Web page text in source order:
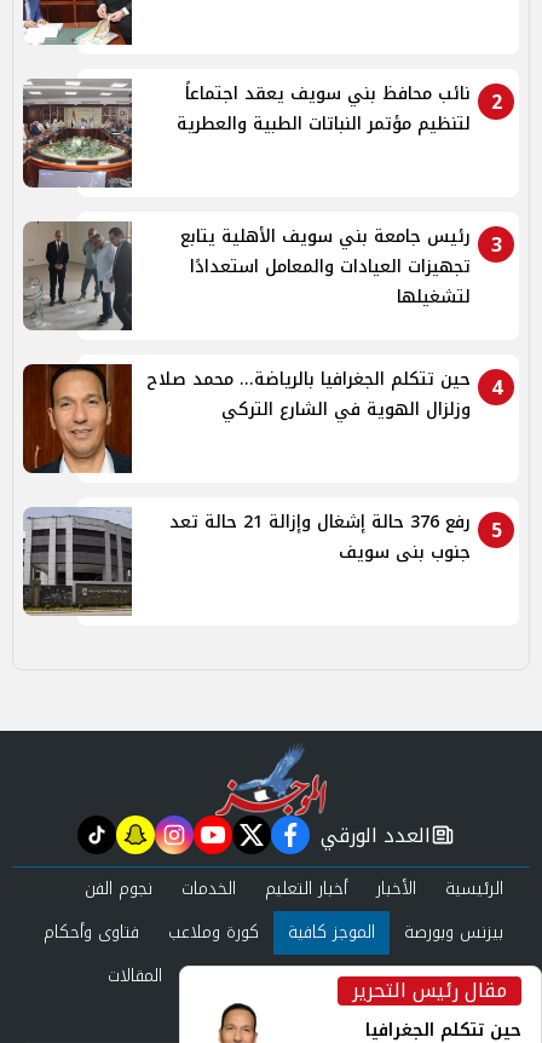
2
نائب محافظ بني سويف يعقد اجتماعاً
لتنظيم مؤتمر النباتات الطبية والعطرية
3
رئيس جامعة بني سويف الأهلية يتابع
تجهيزات العيادات والمعامل استعدادًا
لتشغيلها
4
حين تتكلم الجغرافيا بالرياضة... محمد صلاح
وزلزال الهوية في الشارع التركي
5
رفع 376 حالة إشغال وإزالة 21 حالة تعد
جنوب بنى سويف
مقال رئيس التحرير
حين تتكلم الجغرافيا
newspaper
العدد الورقي facebook
twitter
youtube
instagram
snapchat
tiktok
الرئيسية الأخبار أخبار التعليم الخدمات
نجوم الفن
بيزنس وبورصة
الموجز كافية كورة وملاعب
فتاوى وأحكام
صحة وجمال
عرب وعالم حوادث ومحاكم
المقالات
العدد الورقي